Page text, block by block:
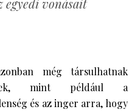
egyedi vonásait
még társulhatnak
mint például a
és az inger arra, hogy